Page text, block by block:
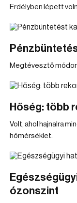
Erdélyben lépett
Megtévesztő
Hőség: több
Volt, ahol hajnalra
hőmérséklet.
ózonszint